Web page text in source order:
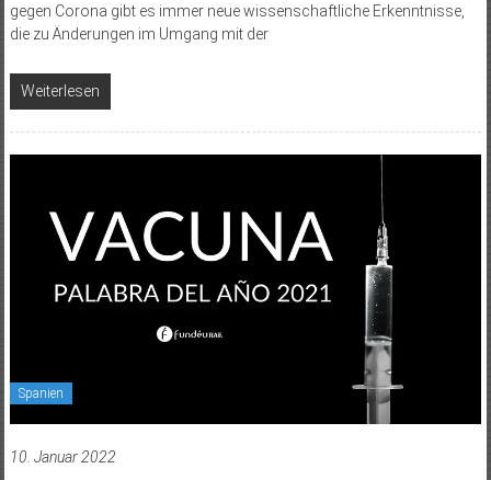
gegen Corona gibt es immer neue wissenschaftliche Erkenntnisse,
die zu Änderungen im Umgang mit der
Weiterlesen
Spanien
10. Januar 2022